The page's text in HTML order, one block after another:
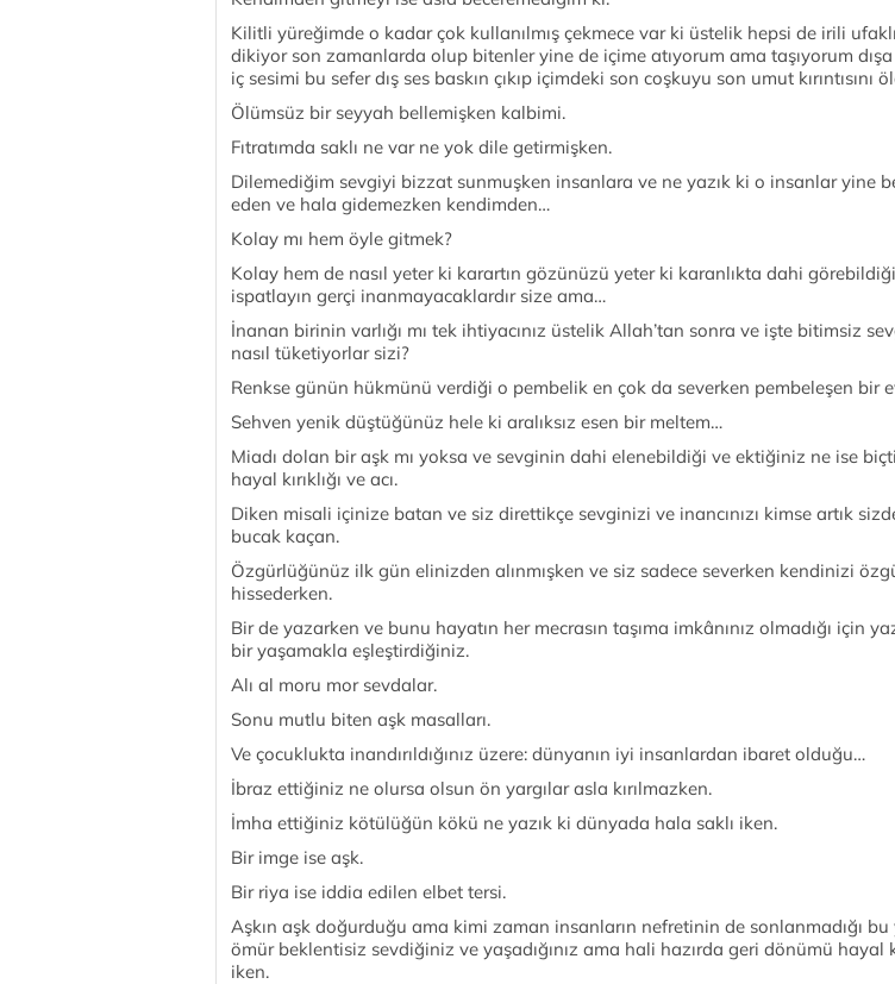
Kilitli yüreğimde o kadar çok kullanılmış çekmece var ki üstelik hepsi de irili
dikiyor son zamanlarda olup bitenler yine de içime atıyorum ama taşıyorum
iç sesimi bu sefer dış ses baskın çıkıp içimdeki son coşkuyu son umut kırıntısını
Ölümsüz bir seyyah bellemişken kalbimi.
Fıtratımda saklı ne var ne yok dile getirmişken.
Dilemediğim sevgiyi bizzat sunmuşken insanlara ve ne yazık ki o insanlar yine
eden ve hala gidemezken kendimden…
Kolay mı hem öyle gitmek?
Kolay hem de nasıl yeter ki karartın gözünüzü yeter ki karanlıkta dahi
ispatlayın gerçi inanmayacaklardır size ama…
İnanan birinin varlığı mı tek ihtiyacınız üstelik Allah’tan sonra ve işte bitimsiz
nasıl tüketiyorlar sizi?
Renkse günün hükmünü verdiği o pembelik en çok da severken pembeleşen bir
Sehven yenik düştüğünüz hele ki aralıksız esen bir meltem…
Miadı dolan bir aşk mı yoksa ve sevginin dahi elenebildiği ve ektiğiniz ne ise
hayal kırıklığı ve acı.
Diken misali içinize batan ve siz direttikçe sevginizi ve inancınızı kimse artık
bucak kaçan.
Özgürlüğünüz ilk gün elinizden alınmışken ve siz sadece severken kendinizi
hissederken.
Bir de yazarken ve bunu hayatın her mecrasın taşıma imkânınız olmadığı için
bir yaşamakla eşleştirdiğiniz.
Alı al moru mor sevdalar.
Sonu mutlu biten aşk masalları.
Ve çocuklukta inandırıldığınız üzere: dünyanın iyi insanlardan ibaret olduğu…
İbraz ettiğiniz ne olursa olsun ön yargılar asla kırılmazken.
İmha ettiğiniz kötülüğün kökü ne yazık ki dünyada hala saklı iken.
Bir imge ise aşk.
Bir riya ise iddia edilen elbet tersi.
Aşkın aşk doğurduğu ama kimi zaman insanların nefretinin de sonlanmadığı
ömür beklentisiz sevdiğiniz ve yaşadığınız ama hali hazırda geri dönümü hayal
iken.